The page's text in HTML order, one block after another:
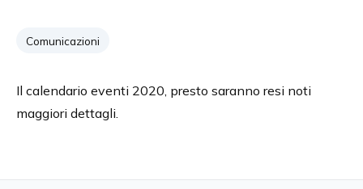
Comunicazioni
Il calendario eventi 2020, presto saranno resi noti
maggiori dettagli.